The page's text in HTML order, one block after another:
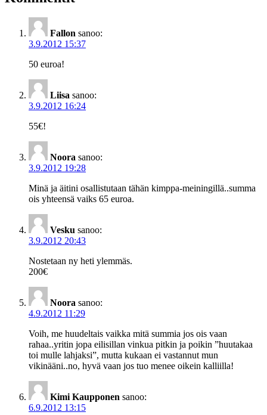
Fallon sanoo:
3.9.2012 15:37
50 euroa!
Liisa sanoo:
3.9.2012 16:24
55€!
Noora sanoo:
3.9.2012 19:28
Minä ja äitini osallistutaan tähän kimppa-meiningillä..summa
ois yhteensä vaiks 65 euroa.
Vesku sanoo:
3.9.2012 20:43
Nostetaan ny heti ylemmäs.
200€
Noora sanoo:
4.9.2012 11:29
Voih, me huudeltais vaikka mitä summia jos ois vaan
rahaa..yritin jopa eilisillan vinkua pitkin ja poikin ”huutakaa
toi mulle lahjaksi”, mutta kukaan ei vastannut mun
vikinääni..no, hyvä vaan jos tuo menee oikein kalliilla!
Kimi Kaupponen sanoo:
6.9.2012 13:15